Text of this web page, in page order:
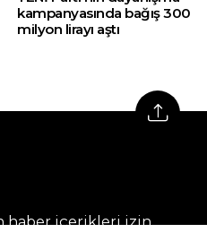
kampanyasında bağış 300
milyon lirayı aştı
haber içerikleri izin